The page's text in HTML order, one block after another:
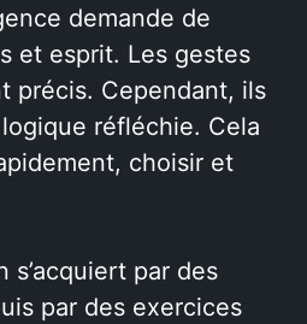
demande de
et esprit. Les gestes
précis. Cependant, ils
réfléchie. Cela
choisir et
s’acquiert par des
par des exercices